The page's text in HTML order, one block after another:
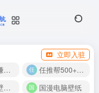
立即入驻
网盘分享赚奖金！
任推帮500+推广项目！
无损电脑壁纸合集 国漫电脑壁纸